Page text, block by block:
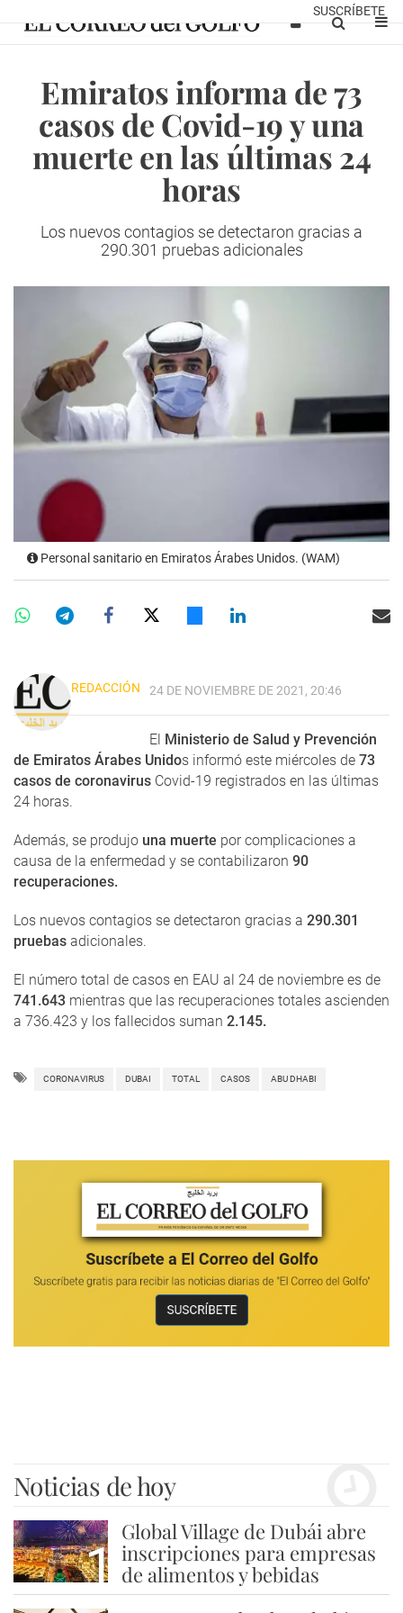
SUSCRÍBETE
Emiratos informa de 73
casos de Covid-19 y una
muerte en las últimas 24
horas
Los nuevos contagios se detectaron gracias a
290.301 pruebas adicionales
Personal sanitario en Emiratos Árabes Unidos. (WAM)
REDACCIÓN 24 DE NOVIEMBRE DE 2021, 20:46
El Ministerio de Salud y Prevención
de Emiratos Árabes Unidos informó este miércoles de 73
casos de coronavirus Covid-19 registrados en las últimas
24 horas.
Además, se produjo una muerte por complicaciones a
causa de la enfermedad y se contabilizaron 90
recuperaciones.
Los nuevos contagios se detectaron gracias a 290.301
pruebas adicionales.
El número total de casos en EAU al 24 de noviembre es de
741.643 mientras que las recuperaciones totales ascienden
a 736.423 y los fallecidos suman 2.145.
CORONAVIRUS DUBAI TOTAL CASOS ABU DHABI
Noticias de hoy
1
Global Village de Dubái abre
inscripciones para empresas
de alimentos y bebidas